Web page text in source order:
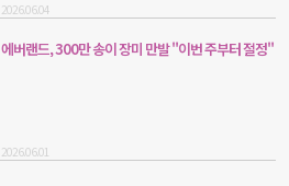
2026.06.04
에버랜드, 300만 송이 장미 만발 "이번 주부터 절정"
2026.06.01